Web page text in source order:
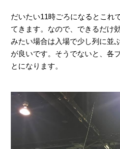
だいたい11時ごろになるとこれ
てきます。なので、できるだけ
みたい場合は入場で少し列に並
が良いです。そうでないと、各
とになります。